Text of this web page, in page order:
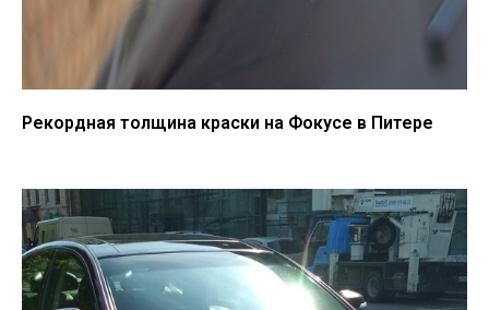
Рекордная толщина краски на Фокусе в Питере